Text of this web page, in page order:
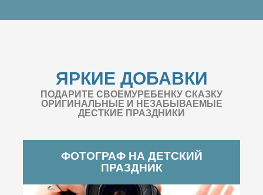
ЯРКИЕ ДОБАВКИ
ПОДАРИТЕ СВОЕМУРЕБЕНКУ СКАЗКУ
ОРИГИНАЛЬНЫЕ И НЕЗАБЫВАЕМЫЕ
ДЕСТКИЕ ПРАЗДНИКИ
ФОТОГРАФ НА ДЕТСКИЙ
ПРАЗДНИК